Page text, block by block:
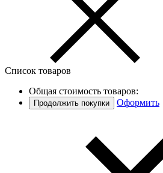
Список товаров
Общая стоимость товаров:
Продолжить покупки Оформить